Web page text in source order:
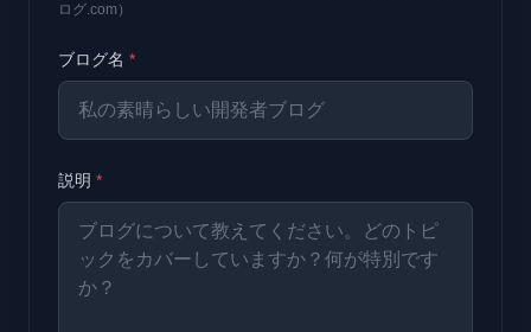
ログ.com）
ブログ名 *
説明 *